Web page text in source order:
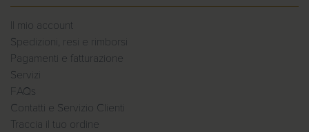
Il mio account
Spedizioni, resi e rimborsi
Pagamenti e fatturazione
Servizi
FAQs
Contatti e Servizio Clienti
Traccia il tuo ordine